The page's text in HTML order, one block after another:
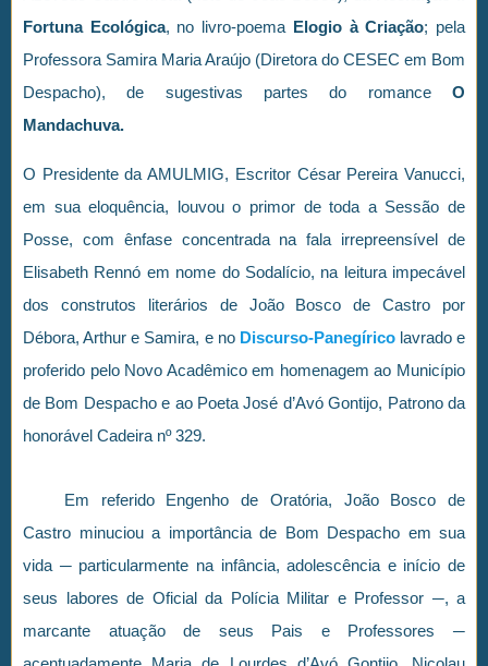
Fortuna Ecológica, no livro-poema Elogio à Criação; pela
Professora Samira Maria Araújo (Diretora do CESEC em Bom
Despacho), de sugestivas partes do romance O
Mandachuva.
O Presidente da AMULMIG, Escritor César Pereira Vanucci,
em sua eloquência, louvou o primor de toda a Sessão de
Posse, com ênfase concentrada na fala irrepreensível de
Elisabeth Rennó em nome do Sodalício, na leitura impecável
dos construtos literários de João Bosco de Castro por
Débora, Arthur e Samira, e no Discurso-Panegíricolavrado e
proferido pelo Novo Acadêmico em homenagem ao Município
de Bom Despacho e ao Poeta José d’Avó Gontijo, Patrono da
honorável Cadeira nº 329.
Em referido Engenho de Oratória, João Bosco de
Castro minuciou a importância de Bom Despacho em sua
vida ─ particularmente na infância, adolescência e início de
seus labores de Oficial da Polícia Militar e Professor ─, a
marcante atuação de seus Pais e Professores ─